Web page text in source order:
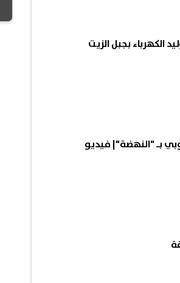
الكهرباء بجبل الزيت
بـ "النهضة"| فيديو